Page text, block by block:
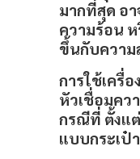
มากที่สุด อ
ความร้อน ห
ขึ้นกับความ
การใช้เครื่
หัวเชื่อมคว
กรณีที่ ตั้งแต่
แบบกระเป๋